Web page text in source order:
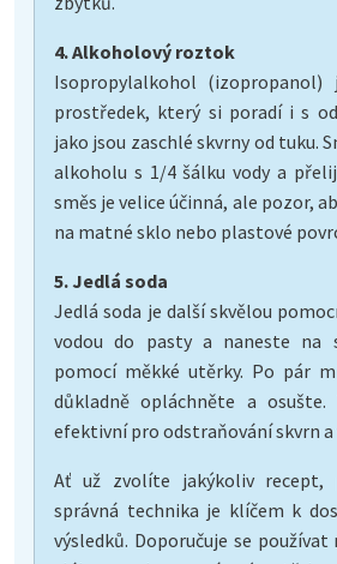
4. Alkoholový roztok
Isopropylalkohol (izopropanol)
prostředek, který si poradí i s
jako jsou zaschlé skvrny od tuku.
alkoholu s 1/4 šálku vody a
směs je velice účinná, ale pozor,
na matné sklo nebo plastové
5. Jedlá soda
Jedlá soda je další skvělou
vodou do pasty a naneste na
pomocí měkké utěrky. Po pár
důkladně opláchněte a
efektivní pro odstraňování skvrn a
Ať už zvolíte jakýkoliv recept,
správná technika je klíčem k
výsledků. Doporučuje se